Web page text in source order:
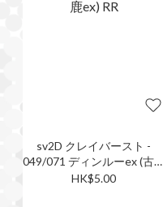
sv2D クレイバースト -
049/071 ディンルーex (古鼎
鹿ex) RR
HK$5.00